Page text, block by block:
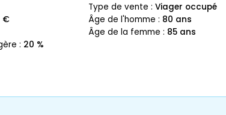
€
: 20 %
type de vente : Viager occupé
âge de l'homme : 80 ans
âge de la femme : 85 ans